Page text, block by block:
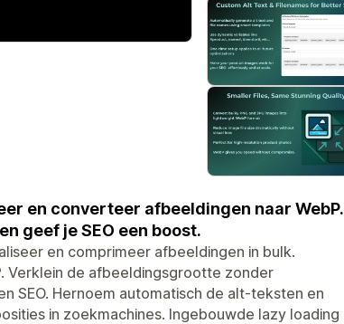
en converteer afbeeldingen naar WebP.
geef je SEO een boost.
en comprimeer afbeeldingen in bulk.
Verklein de afbeeldingsgrootte zonder
SEO. Hernoem automatisch de alt-teksten en
in zoekmachines. Ingebouwde lazy loading